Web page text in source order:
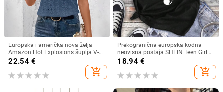
Europska i američka nova želja
Amazon Hot Explosions šuplja V-
izrez kratkih rukava s uskim
rukavima i šišmiš rukavima, nova
majica
22.54€
add_shopping_cart
Prekogranična europska kodna
neovisna postaja SHEIN Teen Girl
Music Festival Casual Short Sl
18.94€
add_shopping_cart